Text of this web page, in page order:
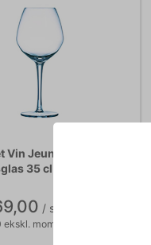
Vin Jeune
35 cl
/ stk
moms